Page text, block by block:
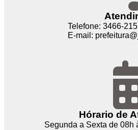
Telefone: 3466-
E-mail:
Hórario de
Segunda a Sexta de 08h